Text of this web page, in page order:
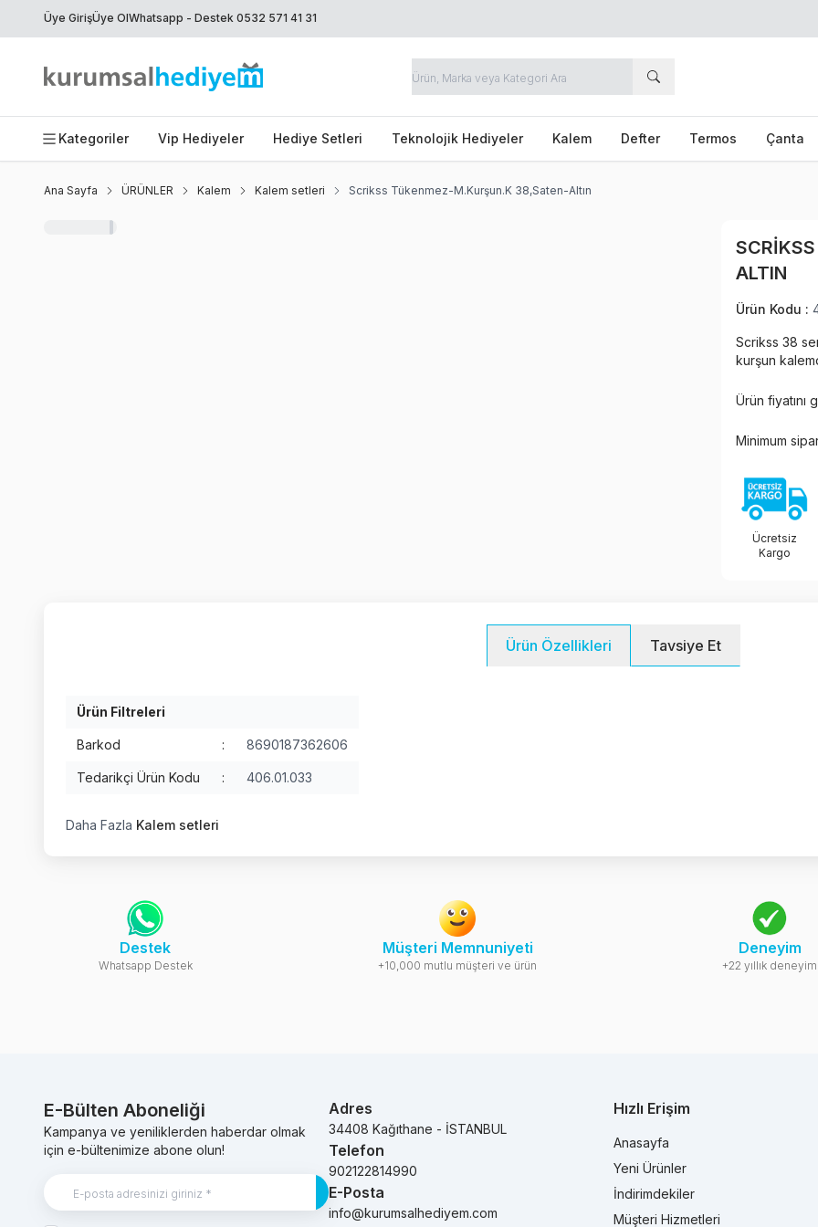
Üye GirişÜye OlWhatsapp - Destek 0532 571 41 31
Kategoriler Vip Hediyeler Hediye Setleri Teknolojik Hediyeler Kalem Defter Termos Çanta
Ana Sayfa ÜRÜNLER Kalem Kalem setleri Scrikss Tükenmez-M.Kurşun.K 38,Saten-Altın
ALTIN
Ürün Kodu :
Scrikss 38
kurşun
Ürün fiyatını
Minimum
Ücretsiz
Kargo
Ürün Özellikleri Tavsiye Et
Ürün Filtreleri
Barkod : 8690187362606
Tedarikçi Ürün Kodu : 406.01.033
Daha Fazla Kalem setleri
Destek
Whatsapp Destek
Müşteri Memnuniyeti
+10,000 mutlu müşteri ve ürün
Deneyim
+22 yıllık deneyim
E-Bülten Aboneliği
Kampanya ve yeniliklerden haberdar olmak
için e-bültenimize abone olun!
Kayıt Ol
Adres
34408 Kağıthane - İSTANBUL
Telefon
902122814990
E-Posta
info@kurumsalhediyem.com
Hızlı Erişim
Anasayfa
Yeni Ürünler
İndirimdekiler
Müşteri Hizmetleri